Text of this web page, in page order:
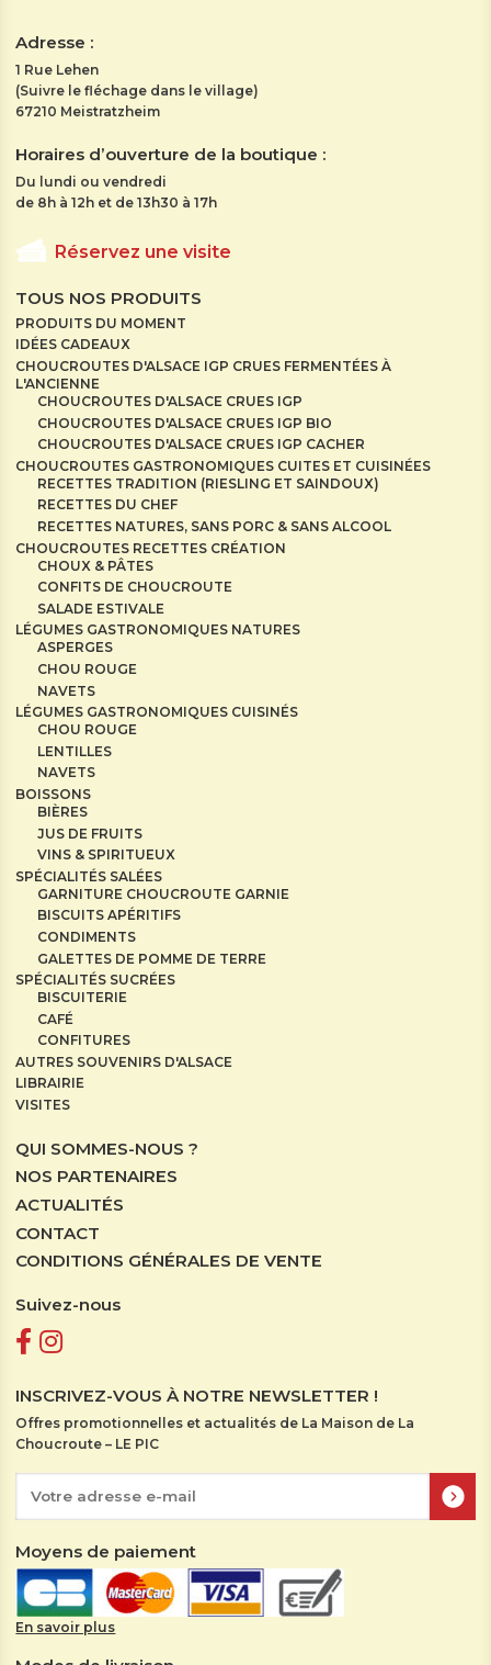
Adresse :
1 Rue Lehen
(Suivre le fléchage dans le village)
67210 Meistratzheim
Horaires d’ouverture de la boutique :
Du lundi ou vendredi
de 8h à 12h et de 13h30 à 17h
Réservez une visite
TOUS NOS PRODUITS
PRODUITS DU MOMENT
IDÉES CADEAUX
CHOUCROUTES D'ALSACE IGP CRUES FERMENTÉES À
L'ANCIENNE
CHOUCROUTES D'ALSACE CRUES IGP
CHOUCROUTES D'ALSACE CRUES IGP BIO
CHOUCROUTES D'ALSACE CRUES IGP CACHER
CHOUCROUTES GASTRONOMIQUES CUITES ET CUISINÉES
RECETTES TRADITION (RIESLING ET SAINDOUX)
RECETTES DU CHEF
RECETTES NATURES, SANS PORC & SANS ALCOOL
CHOUCROUTES RECETTES CRÉATION
CHOUX & PÂTES
CONFITS DE CHOUCROUTE
SALADE ESTIVALE
LÉGUMES GASTRONOMIQUES NATURES
ASPERGES
CHOU ROUGE
NAVETS
LÉGUMES GASTRONOMIQUES CUISINÉS
CHOU ROUGE
LENTILLES
NAVETS
BOISSONS
BIÈRES
JUS DE FRUITS
VINS & SPIRITUEUX
SPÉCIALITÉS SALÉES
GARNITURE CHOUCROUTE GARNIE
BISCUITS APÉRITIFS
CONDIMENTS
GALETTES DE POMME DE TERRE
SPÉCIALITÉS SUCRÉES
BISCUITERIE
CAFÉ
CONFITURES
AUTRES SOUVENIRS D'ALSACE
LIBRAIRIE
VISITES
QUI SOMMES-NOUS ?
NOS PARTENAIRES
ACTUALITÉS
CONTACT
CONDITIONS GÉNÉRALES DE VENTE
Suivez-nous
INSCRIVEZ-VOUS À NOTRE NEWSLETTER !
Offres promotionnelles et actualités de La Maison de La
Choucroute – LE PIC
Moyens de paiement
En savoir plus